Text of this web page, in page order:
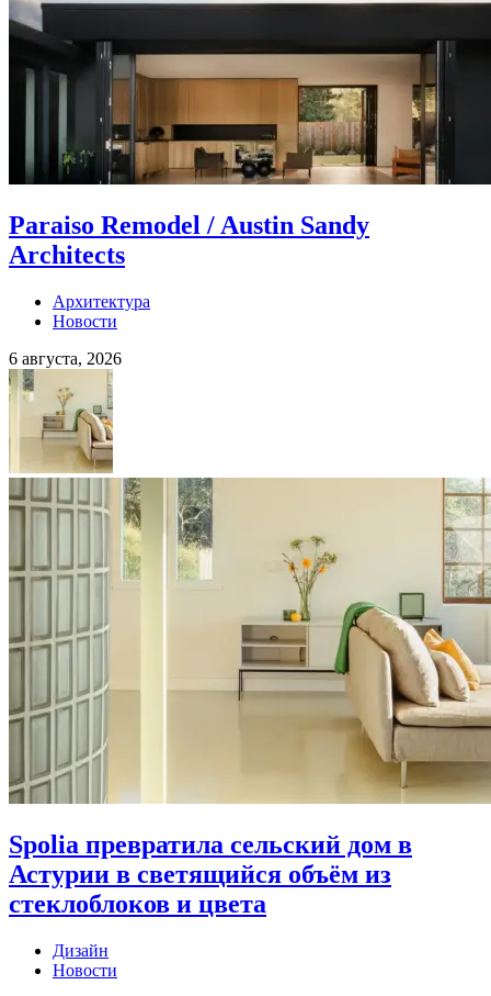
Paraiso Remodel / Austin Sandy
Architects
Архитектура
Новости
6 августа, 2026
Spolia превратила сельский дом в
Астурии в светящийся объём из
стеклоблоков и цвета
Дизайн
Новости